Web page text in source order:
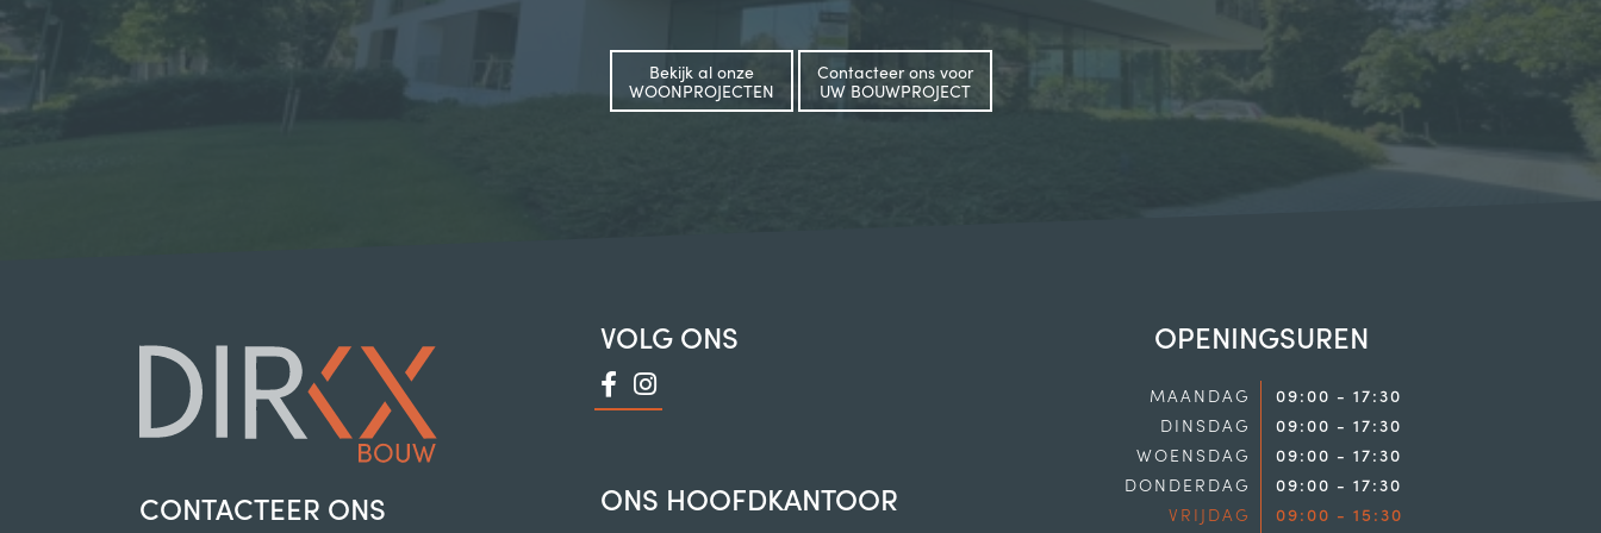
Bekijk al onze
WOONPROJECTEN
Contacteer ons voor
UW BOUWPROJECT
CONTACTEER ONS
VOLG ONS
ONS HOOFDKANTOOR
OPENINGSUREN
MAANDAG
09:00 - 17:30
DINSDAG
09:00 - 17:30
WOENSDAG
09:00 - 17:30
DONDERDAG
09:00 - 17:30
VRIJDAG
09:00 - 15:30